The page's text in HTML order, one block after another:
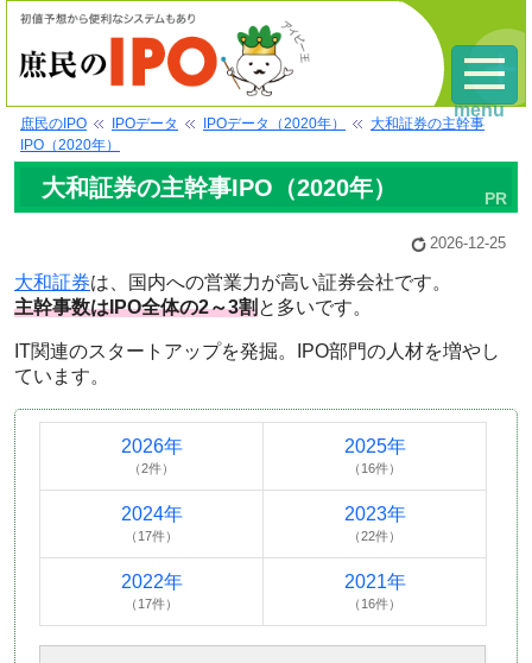
庶民のIPO IPOデータ IPOデータ（2020年）
大和証券の主幹事
IPO（2020年）
大和証券の主幹事IPO（2020年）
2026-12-25
大和証券は、国内への営業力が高い証券会社です。
主幹事数はIPO全体の2～3割 と多いです。
IT関連のスタートアップを発掘。IPO部門の人材を増やし
ています。
2026年
（2件）
2025年
（16件）
2024年
（17件）
2023年
（22件）
2022年
（17件）
2021年
（16件）
menu